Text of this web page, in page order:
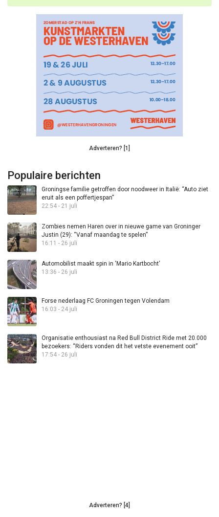
Adverteren? [1]
Populaire berichten
Groningse familie getroffen door noodweer in Italië: “Auto ziet
eruit als een poffertjespan”
22:54 - 21 juli
Zombies nemen Haren over in nieuwe game van Groninger
Justin (29): “Vanaf maandag te spelen”
16:11 - 26 juli
Automobilist maakt spin in ‘Mario Kartbocht’
13:36 - 26 juli
Forse nederlaag FC Groningen tegen Volendam
16:03 - 24 juli
Organisatie enthousiast na Red Bull District Ride met 20.000
bezoekers: “Riders vonden dit het vetste evenement ooit”
17:54 - 26 juli
Adverteren? [4]